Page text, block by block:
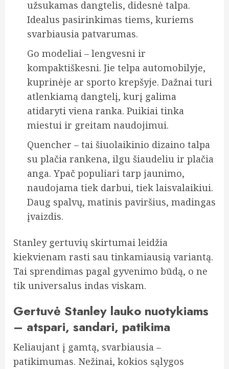
užsukamas dangtelis, didesnė talpa.
Idealus pasirinkimas tiems, kuriems
svarbiausia patvarumas.
Go modeliai – lengvesni ir
kompaktiškesni. Jie telpa automobilyje,
kuprinėje ar sporto krepšyje. Dažnai turi
atlenkiamą dangtelį, kurį galima
atidaryti viena ranka. Puikiai tinka
miestui ir greitam naudojimui.
Quencher – tai šiuolaikinio dizaino talpa
su plačia rankena, ilgu šiaudeliu ir plačia
anga. Ypač populiari tarp jaunimo,
naudojama tiek darbui, tiek laisvalaikiui.
Daug spalvų, matinis paviršius, madingas
įvaizdis.
Stanley gertuvių skirtumai leidžia
kiekvienam rasti sau tinkamiausią variantą.
Tai sprendimas pagal gyvenimo būdą, o ne
tik universalus indas viskam.
Gertuvė Stanley lauko nuotykiams
– atspari, sandari, patikima
Keliaujant į gamtą, svarbiausia –
patikimumas. Nežinai, kokios sąlygos